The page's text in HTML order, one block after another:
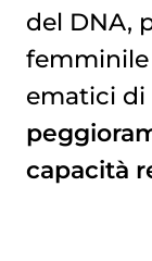
del DNA,
femminile
ematici di
capacità